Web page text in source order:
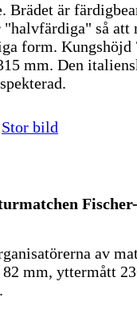
Brädet är
så att
form. Kungshöjd
mm. Den
Stor bild
av
mm, yttermått